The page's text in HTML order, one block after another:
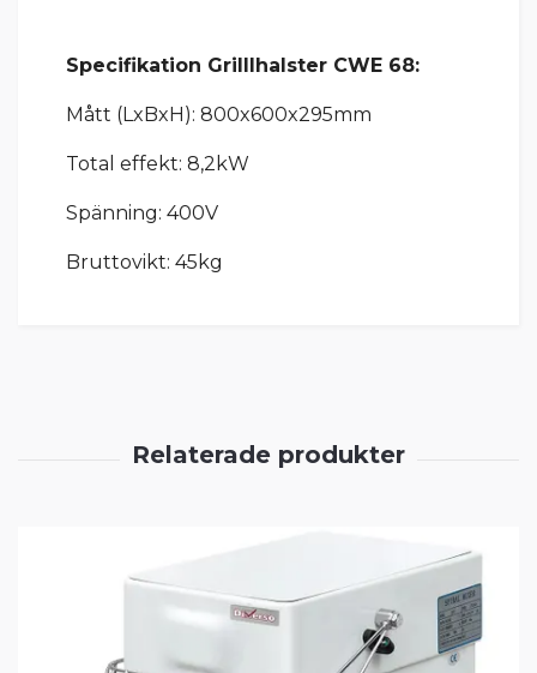
Specifikation Grilllhalster CWE 68:
Mått (LxBxH): 800x600x295mm
Total effekt: 8,2kW
Spänning: 400V
Bruttovikt: 45kg